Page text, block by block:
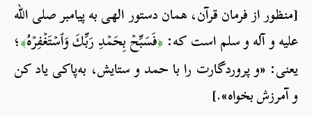
[منظور از فرمان قرآن، همان دستور الهی به پیامبر صلی الله
علیه و آله و سلم است که:﴿فَسَبِّحۡ بِحَمۡدِ رَبِّكَ وَٱسۡتَغۡفِرۡهُ﴾؛
یعنی: «و پروردگارت را با حمد و ستایش، به‌پاکی یاد کن
و آمرزش بخواه».]